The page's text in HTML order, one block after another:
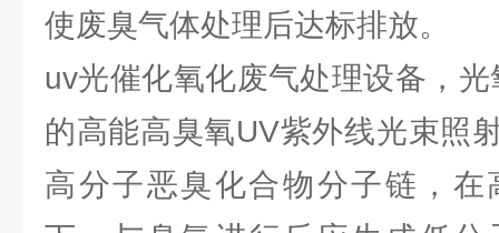
使废臭气体处理后达标排放。
uv光催化氧化废气处理设备，
的高能高臭氧UV紫外线光束照
高分子恶臭化合物分子链，